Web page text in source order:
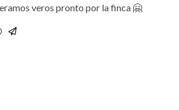
veros pronto por la finca 🤗